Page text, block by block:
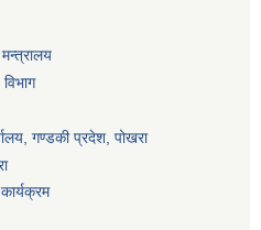
गण्डकी प्रदेश, पोखरा